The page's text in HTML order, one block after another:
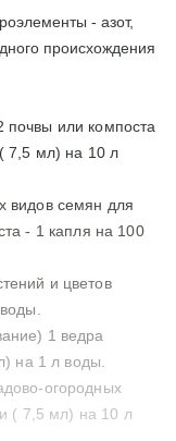
- азот,
происхождения
или компоста
7,5 мл) на 10 л
видов семян для
- 1 капля на 100
и цветов
1 ведра
на 1 л воды.
огородных
( 7,5 мл) на 10 л